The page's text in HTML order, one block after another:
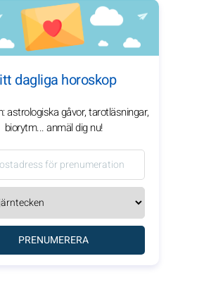
dagliga horoskop
astrologiska gåvor, tarotläsningar,
biorytm... anmäl dig nu!
PRENUMERERA